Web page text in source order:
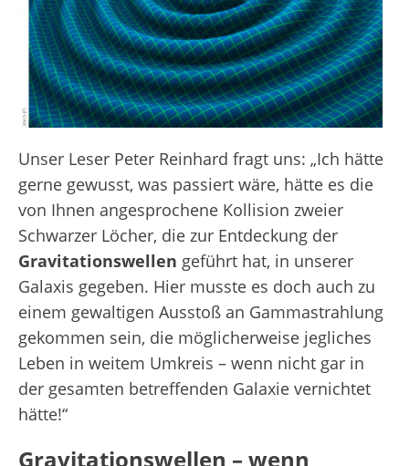
Unser Leser Peter Reinhard fragt uns: „Ich hätte
gerne gewusst, was passiert wäre, hätte es die
von Ihnen angesprochene Kollision zweier
Schwarzer Löcher, die zur Entdeckung der
Gravitationswellen geführt hat, in unserer
Galaxis gegeben. Hier musste es doch auch zu
einem gewaltigen Ausstoß an Gammastrahlung
gekommen sein, die möglicherweise jegliches
Leben in weitem Umkreis – wenn nicht gar in
der gesamten betreffenden Galaxie vernichtet
hätte!“
Gravitationswellen – wenn